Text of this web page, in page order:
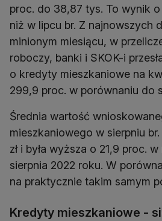
proc. do 38,87 tys. To wynik
niż w lipcu br. Z najnowszych
minionym miesiącu, w
roboczy, banki i SKOK-i
o kredyty mieszkaniowe na
Średnia wartość
mieszkaniowego w sierpniu
zł i była wyższa o 21,9 proc.
sierpnia 2022 roku. W
na praktycznie takim samym
Kredyty mieszkaniowe -